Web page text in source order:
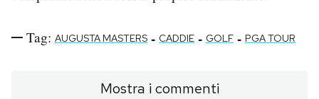
Tag: AUGUSTA MASTERS - CADDIE - GOLF - PGA TOUR
Mostra i commenti